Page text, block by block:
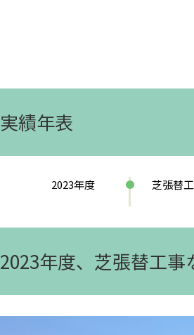
実績年表
2023年度 芝張替
2023年度、芝張替工事